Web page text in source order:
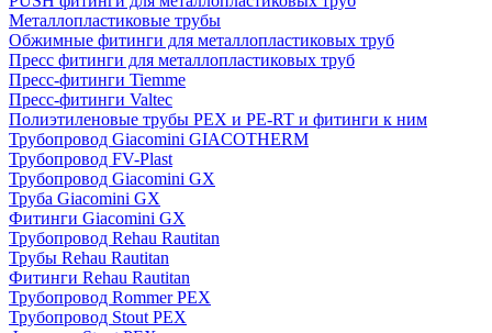
Металлопластиковые трубы
Обжимные фитинги для металлопластиковых труб
Пресс фитинги для металлопластиковых труб
Пресс-фитинги Tiemme
Пресс-фитинги Valtec
Полиэтиленовые трубы PEX и PE-RT и фитинги к ним
Трубопровод Giacomini GIACOTHERM
Трубопровод FV-Plast
Трубопровод Giacomini GX
Труба Giacomini GX
Фитинги Giacomini GX
Трубопровод Rehau Rautitan
Трубы Rehau Rautitan
Фитинги Rehau Rautitan
Трубопровод Rommer PEX
Трубопровод Stout PEX